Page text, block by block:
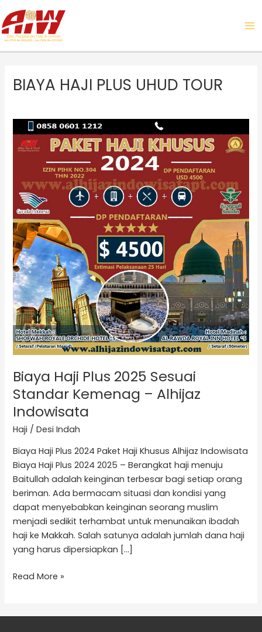
to
content
BIAYA HAJI PLUS UHUD TOUR
Biaya Haji Plus 2025 Sesuai
Standar Kemenag – Alhijaz
Indowisata
Haji /Desi Indah
Biaya Haji Plus 2024 Paket Haji Khusus Alhijaz Indowisata
Biaya Haji Plus 2024 2025 – Berangkat haji menuju
Baitullah adalah keinginan terbesar bagi setiap orang
beriman. Ada bermacam situasi dan kondisi yang
dapat menyebabkan keinginan seorang muslim
menjadi sedikit terhambat untuk menunaikan ibadah
haji ke Makkah. Salah satunya adalah jumlah dana haji
yang harus dipersiapkan […]
Biaya
Haji
Plus
Sesuai
Standar
Kemenag
–
Alhijaz
Indowisata
Read More »